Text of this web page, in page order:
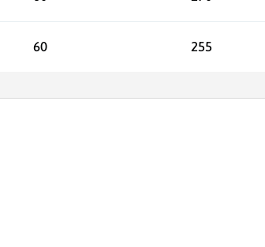
60 255